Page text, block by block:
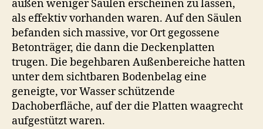
außen weniger Säulen erscheinen zu lassen,
als effektiv vorhanden waren. Auf den Säulen
befanden sich massive, vor Ort gegossene
Betonträger, die dann die Deckenplatten
trugen. Die begehbaren Außenbereiche hatten
unter dem sichtbaren Bodenbelag eine
geneigte, vor Wasser schützende
Dachoberfläche, auf der die Platten waagrecht
aufgestützt waren.